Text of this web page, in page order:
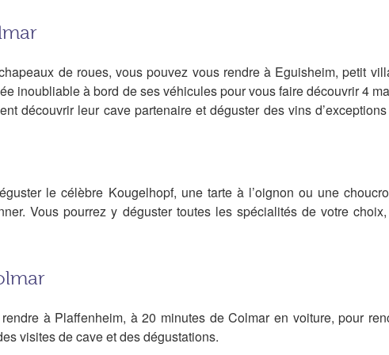
de roues, vous pouvez vous rendre à Eguisheim, petit
inoubliable à bord de ses véhicules pour vous faire découvrir 4
découvrir leur cave partenaire et déguster des vins
le célèbre Kougelhopf, une tarte à l’oignon ou une
Vous pourrez y déguster toutes les spécialités de votre
à Plaffenheim, à 20 minutes de Colmar en voiture, pour
visites de cave et des dégustations.